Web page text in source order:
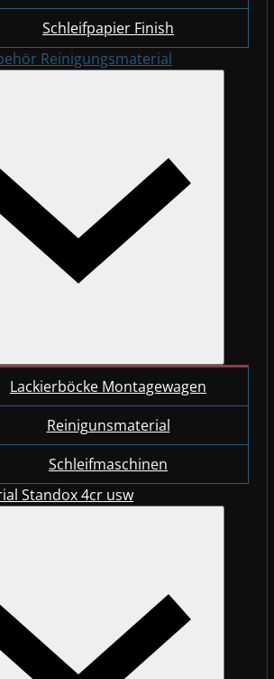
Schleifpapier Finish
Reinigungsmaterial
Lackierböcke Montagewagen
Reinigunsmaterial
Schleifmaschinen
Standox 4cr usw